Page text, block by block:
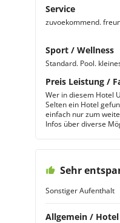
Service
zuvoekommend.
Sport / Wellness
Standard. Pool.
Preis Leistung /
Wer in diesem Hotel
Selten ein Hotel
einfach nur zum
Infos über diverse
Sehr
Sonstiger Aufenthalt
Allgemein / Hotel